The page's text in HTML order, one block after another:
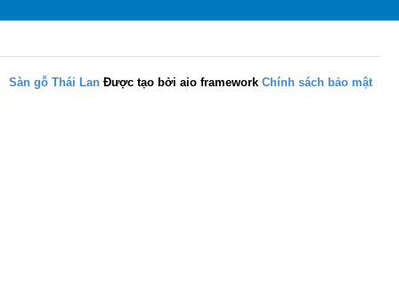
Sàn gỗ Thái Lan Được tạo bởi aio framework Chính sách bảo mật